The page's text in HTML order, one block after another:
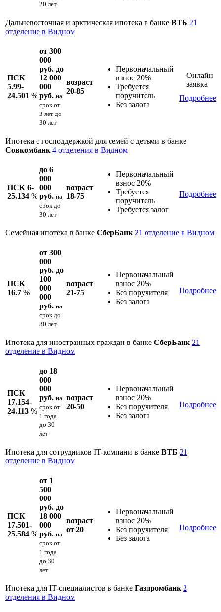
20 лет
Дальневосточная и арктическая ипотека в банке ВТБ 21
отделение в Видном
ПСК
5.99-
24.501 %
от 300
000
руб. до
12 000
000
руб. на
срокот
3 лет до
30 лет
возраст
20-85
Первоначальный
взнос 20%
Требуется
поручитель
Без залога
Онлайн
заявка
Подробнее
Ипотека с господдержкой для семей с детьми в банке
Совкомбанк 4 отделения в Видном
ПСК 6-
25.134 %
до 6
000
000
руб. на
срокдо
30 лет
возраст
18-75
Первоначальный
взнос 20%
Требуется
поручитель
Требуется залог
Подробнее
Семейная ипотека в банке СберБанк 21 отделение в Видном
ПСК
16.7 %
от 300
000
руб. до
100
000
000
руб. на
срокдо
30 лет
возраст
21-75
Первоначальный
взнос 20%
Без поручителя
Без залога
Подробнее
Ипотека для иностранных граждан в банке СберБанк 21
отделение в Видном
ПСК
17.154-
24.113 %
до 18
000
000
руб. на
срокот
1 года
до 30
лет
возраст
20-50
Первоначальный
взнос 20%
Без поручителя
Без залога
Подробнее
Ипотека для сотрудников IT-компани в банке ВТБ 21
отделение в Видном
ПСК
17.501-
25.584 %
от 1
500
000
руб. до
18 000
000
руб. на
срокот
1 года
до 30
лет
возраст
от 20
Первоначальный
взнос 20%
Без поручителя
Без залога
Подробнее
Ипотека для IT-специалистов в банке Газпромбанк 2
отделения в Видном